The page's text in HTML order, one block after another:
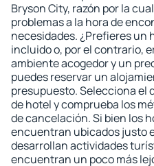
Bryson City, razón por la
problemas a la hora de
necesidades. ¿Prefieres un
incluido o, por el contrario,
ambiente acogedor y un
puedes reservar un
presupuesto. Selecciona el
de hotel y comprueba los
de cancelación. Si bien los
encuentran ubicados justo
desarrollan actividades
encuentran un poco más